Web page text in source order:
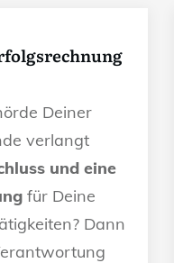
Deiner
verlangt
und eine
für Deine
Dann